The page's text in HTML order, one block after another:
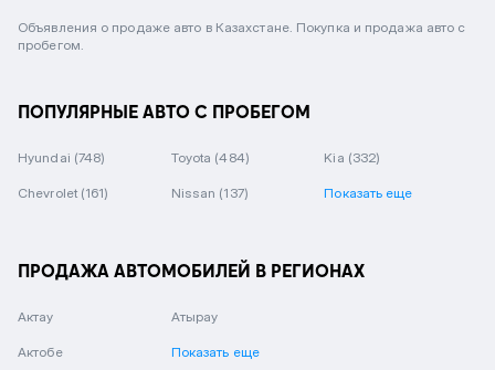
Объявления о продаже авто в Казахстане. Покупка и продажа авто с
пробегом.
ПОПУЛЯРНЫЕ АВТО С ПРОБЕГОМ
Hyundai (748) Toyota (484) Kia (332)
Chevrolet (161) Nissan (137) Показать еще
ПРОДАЖА АВТОМОБИЛЕЙ В РЕГИОНАХ
Актау
Актобе
Атырау
Показать еще